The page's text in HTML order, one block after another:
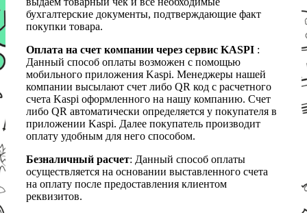
бухгалтерские документы, подтверждающие факт
покупки товара.
Оплата на счет компании через сервис KASPI :
Данный способ оплаты возможен с помощью
мобильного приложения Kaspi. Менеджеры нашей
компании высылают счет либо QR код с расчетного
счета Kaspi оформленного на нашу компанию. Счет
либо QR автоматически определяется у покупателя в
приложении Kaspi. Далее покупатель производит
оплату удобным для него способом.
Безналичный расчет: Данный способ оплаты
осуществляется на основании выставленного счета
на оплату после предоставления клиентом
реквизитов.